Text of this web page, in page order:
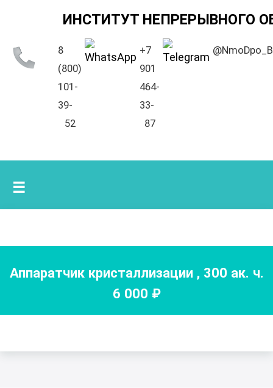
ИНСТИТУТ НЕПРЕРЫВНОГО
8
(800)
101-
39-
52
+7
901
464-
33-
87
☰
Аппаратчик кристаллизации , 300 ак. ч.
6 000 ₽